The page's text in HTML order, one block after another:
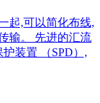
起,可以简化布线,
输。 先进的汇流
装置 （SPD）,